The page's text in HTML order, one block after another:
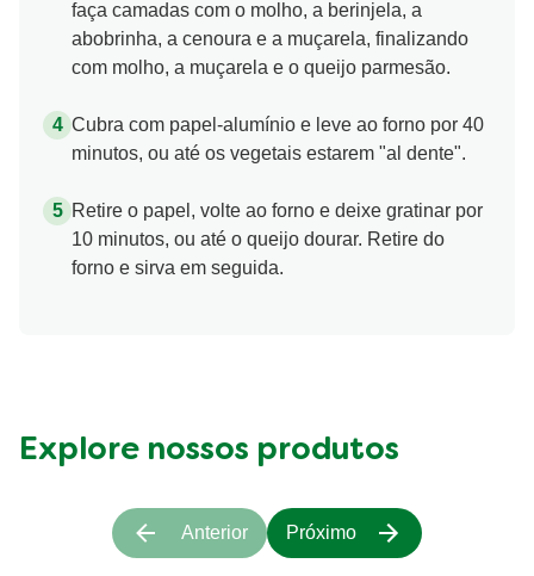
faça camadas com o molho, a berinjela, a
abobrinha, a cenoura e a muçarela, finalizando
com molho, a muçarela e o queijo parmesão.
Cubra com papel-alumínio e leve ao forno por 40
minutos, ou até os vegetais estarem "al dente".
Retire o papel, volte ao forno e deixe gratinar por
10 minutos, ou até o queijo dourar. Retire do
forno e sirva em seguida.
Explore nossos produtos
Anterior Próximo